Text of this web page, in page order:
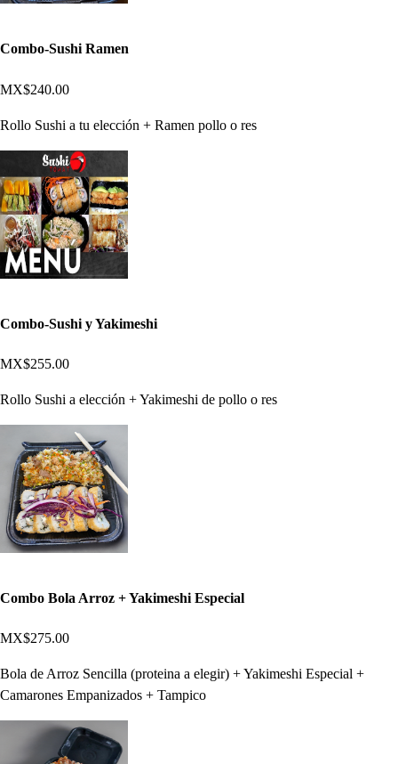
Combo-Sushi Ramen
MX$240.00
Rollo Sushi a tu elección + Ramen pollo o res
Combo-Sushi y Yakimeshi
MX$255.00
Rollo Sushi a elección + Yakimeshi de pollo o res
Combo Bola Arroz + Yakimeshi Especial
MX$275.00
Bola de Arroz Sencilla (proteina a elegir) + Yakimeshi Especial +
Camarones Empanizados + Tampico